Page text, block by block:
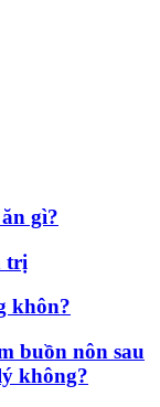
gì?
trị
khôn?
buồn nôn sau
không?